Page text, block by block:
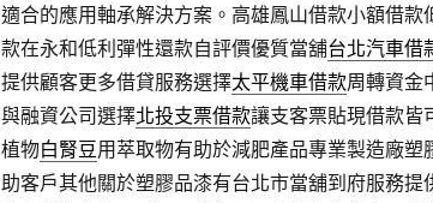
適合的應用軸承解決方案。高雄鳳山借款小額借款
款在永和低利彈性還款自評價優質當舖台北汽車借
提供顧客更多借貸服務選擇太平機車借款周轉資金
與融資公司選擇北投支票借款讓支客票貼現借款皆
植物白腎豆用萃取物有助於減肥產品專業製造廠塑
助客戶其他關於塑膠品漆有台北市當舖到府服務提